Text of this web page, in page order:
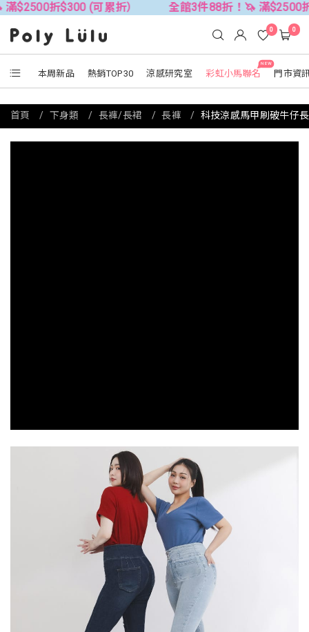
$300 (可累折） 全館3件88折！🦄 滿$2500折$300 (
本周新品 熱銷TOP30 涼感研究室
NEW
彩虹小馬聯名 門市資
0 0
首頁 下身類 長褲/長裙 長褲 科技涼感馬甲刷破牛仔